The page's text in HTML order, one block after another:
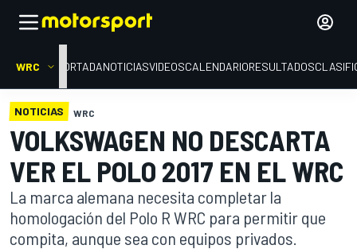
WRC PORTADANOTICIASVIDEOSCALENDARIORESULTADOS
NOTICIAS WRC
VOLKSWAGEN NO DESCARTA
VER EL POLO 2017 EN EL WRC
La marca alemana necesita completar la
homologación del Polo R WRC para permitir que
compita, aunque sea con equipos privados.